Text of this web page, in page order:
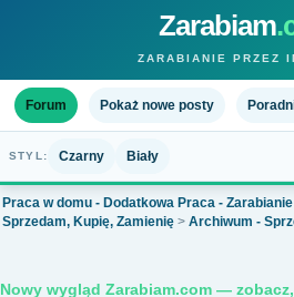
Zarabiam
ZARABIANIE PRZEZ
Forum Pokaż nowe posty
STYL: Czarny Biały
Praca w domu - Dodatkowa Praca -
Sprzedam, Kupię, Zamienię > Archiwum -
Nowy wygląd Zarabiam.com —